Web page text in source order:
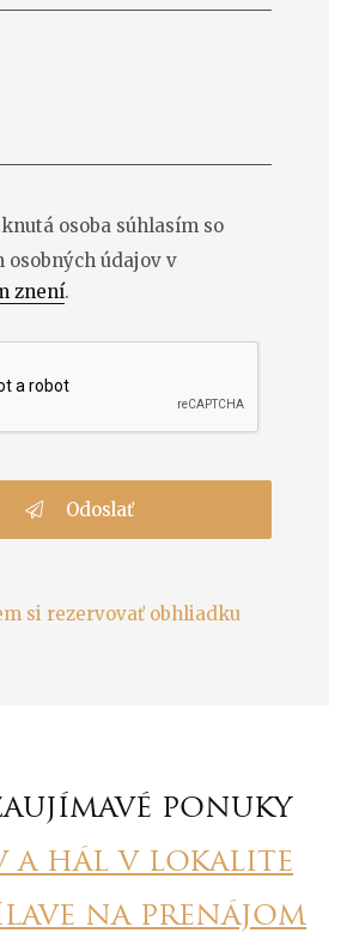
osoba súhlasím so
osobných údajov v
znení.
Odoslať
si rezervovať obhliadku
ponuky
a hál v lokalite
na prenájom